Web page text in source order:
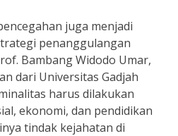
juga menjadi
penanggulangan
Bambang Widodo Umar,
dari Universitas Gadjah
harus dilakukan
ekonomi, dan pendidikan
tindak kejahatan di